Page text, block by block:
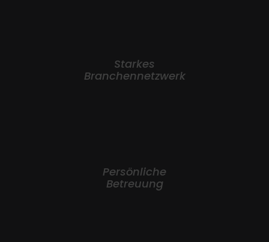
Starkes
Branchennetzwerk
Persönliche
Betreuung